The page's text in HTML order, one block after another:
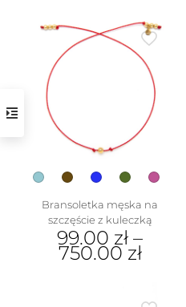
Bransoletka męska na
szczęście z kuleczką
99.00 zł –
750.00 zł